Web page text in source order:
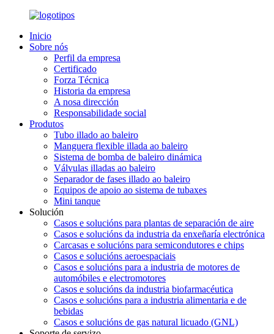
Inicio
Sobre nós
Perfil da empresa
Certificado
Forza Técnica
Historia da empresa
A nosa dirección
Responsabilidade social
Produtos
Tubo illado ao baleiro
Manguera flexible illada ao baleiro
Sistema de bomba de baleiro dinámica
Válvulas illadas ao baleiro
Separador de fases illado ao baleiro
Equipos de apoio ao sistema de tubaxes
Mini tanque
Solución
Casos e solucións para plantas de separación de aire
Casos e solucións da industria da enxeñaría electrónica
Carcasas e solucións para semicondutores e chips
Casos e solucións aeroespaciais
Casos e solucións para a industria de motores de
automóbiles e electromotores
Casos e solucións da industria biofarmacéutica
Casos e solucións para a industria alimentaria e de
bebidas
Casos e solucións de gas natural licuado (GNL)